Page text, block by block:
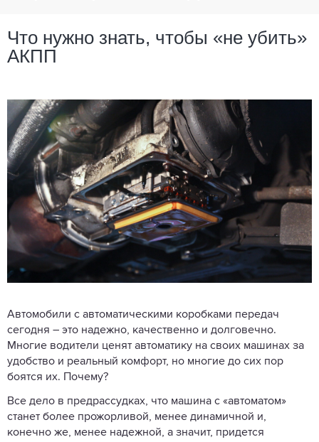
Что нужно знать, чтобы «не убить»
АКПП
Автомобили с автоматическими коробками передач
сегодня – это надежно, качественно и долговечно.
Многие водители ценят автоматику на своих машинах за
удобство и реальный комфорт, но многие до сих пор
боятся их. Почему?
Все дело в предрассудках, что машина с «автоматом»
станет более прожорливой, менее динамичной и,
конечно же, менее надежной, а значит, придется